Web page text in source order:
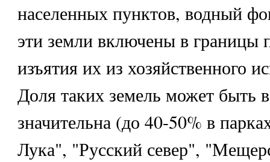
населенных пунктов, водный
эти земли включены в границы
изъятия их из хозяйственного
Доля таких земель может быть
значительна (до 40-50% в
Лука", "Русский север",